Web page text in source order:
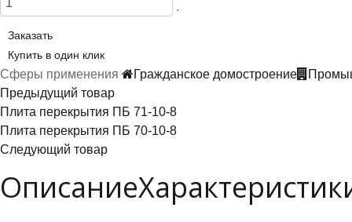
.
Заказать
Купить в один клик
Сферы применения Гражданское домостроение
Предыдущий товар
Плита перекрытия ПБ 71-10-8
Плита перекрытия ПБ 70-10-8
Следующий товар
Описание